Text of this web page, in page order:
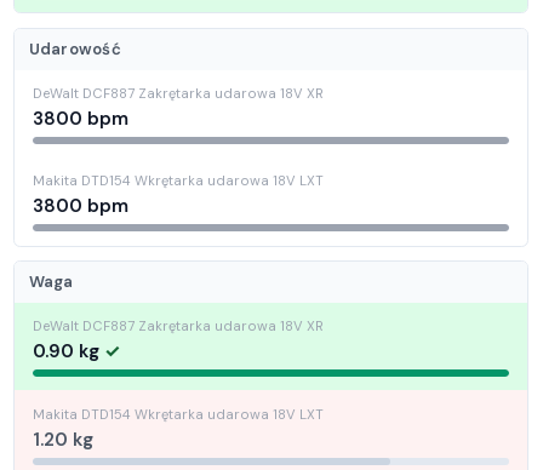
Udarowość
3800 bpm
3800 bpm
Waga
0.90 kg
1.20 kg